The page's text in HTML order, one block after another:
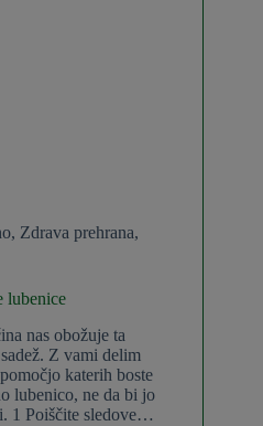
, Zdrava prehrana,
lubenice
nas obožuje ta
Z vami delim
katerih boste
lubenico, ne da bi jo
1 Poiščite sledove…